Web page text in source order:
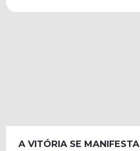
A VITÓRIA SE MANIFESTA